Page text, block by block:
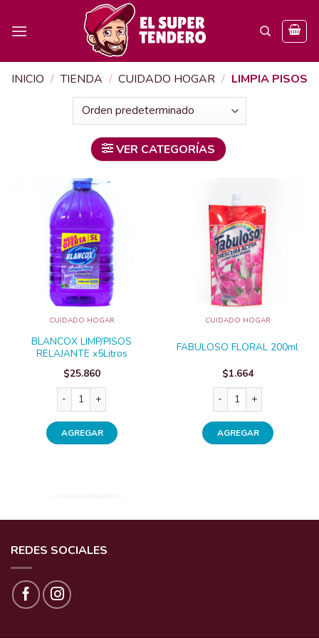
INICIO / TIENDA / CUIDADO HOGAR / LIMPIA PISOS
VER CATEGORÍAS
CUIDADO HOGAR
BLANCOX LIMP/PISOS
RELAJANTE x5Litros
$25.860
BLANCOX LIMP/PISOS RELAJANTE x5Litros cantidad
AGREGAR
CUIDADO HOGAR
FABULOSO FLORAL 200ml
$1.664
FABULOSO FLORAL
AGREGAR
REDES SOCIALES